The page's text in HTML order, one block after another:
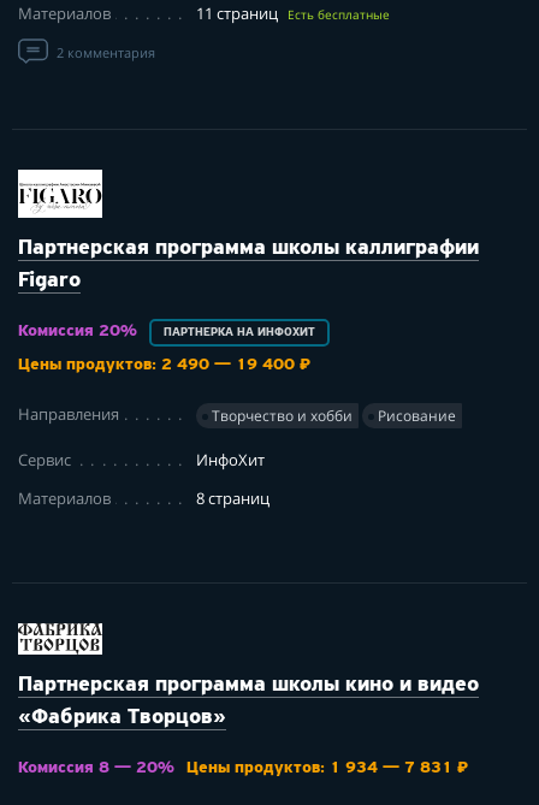
Материалов
11 страниц Есть бесплатные
2 комментария
Партнерская программа школы каллиграфии
Figaro
Комиссия 20% ПАРТНЕРКА НА ИНФОХИТ
Цены продуктов: 2 490 — 19 400 ₽
Направления Творчество и хобби Рисование
Сервис
ИнфоХит
Материалов
8 страниц
Партнерская программа школы кино и видео
«Фабрика Творцов»
Комиссия 8 — 20% Цены продуктов: 1 934 — 7 831 ₽